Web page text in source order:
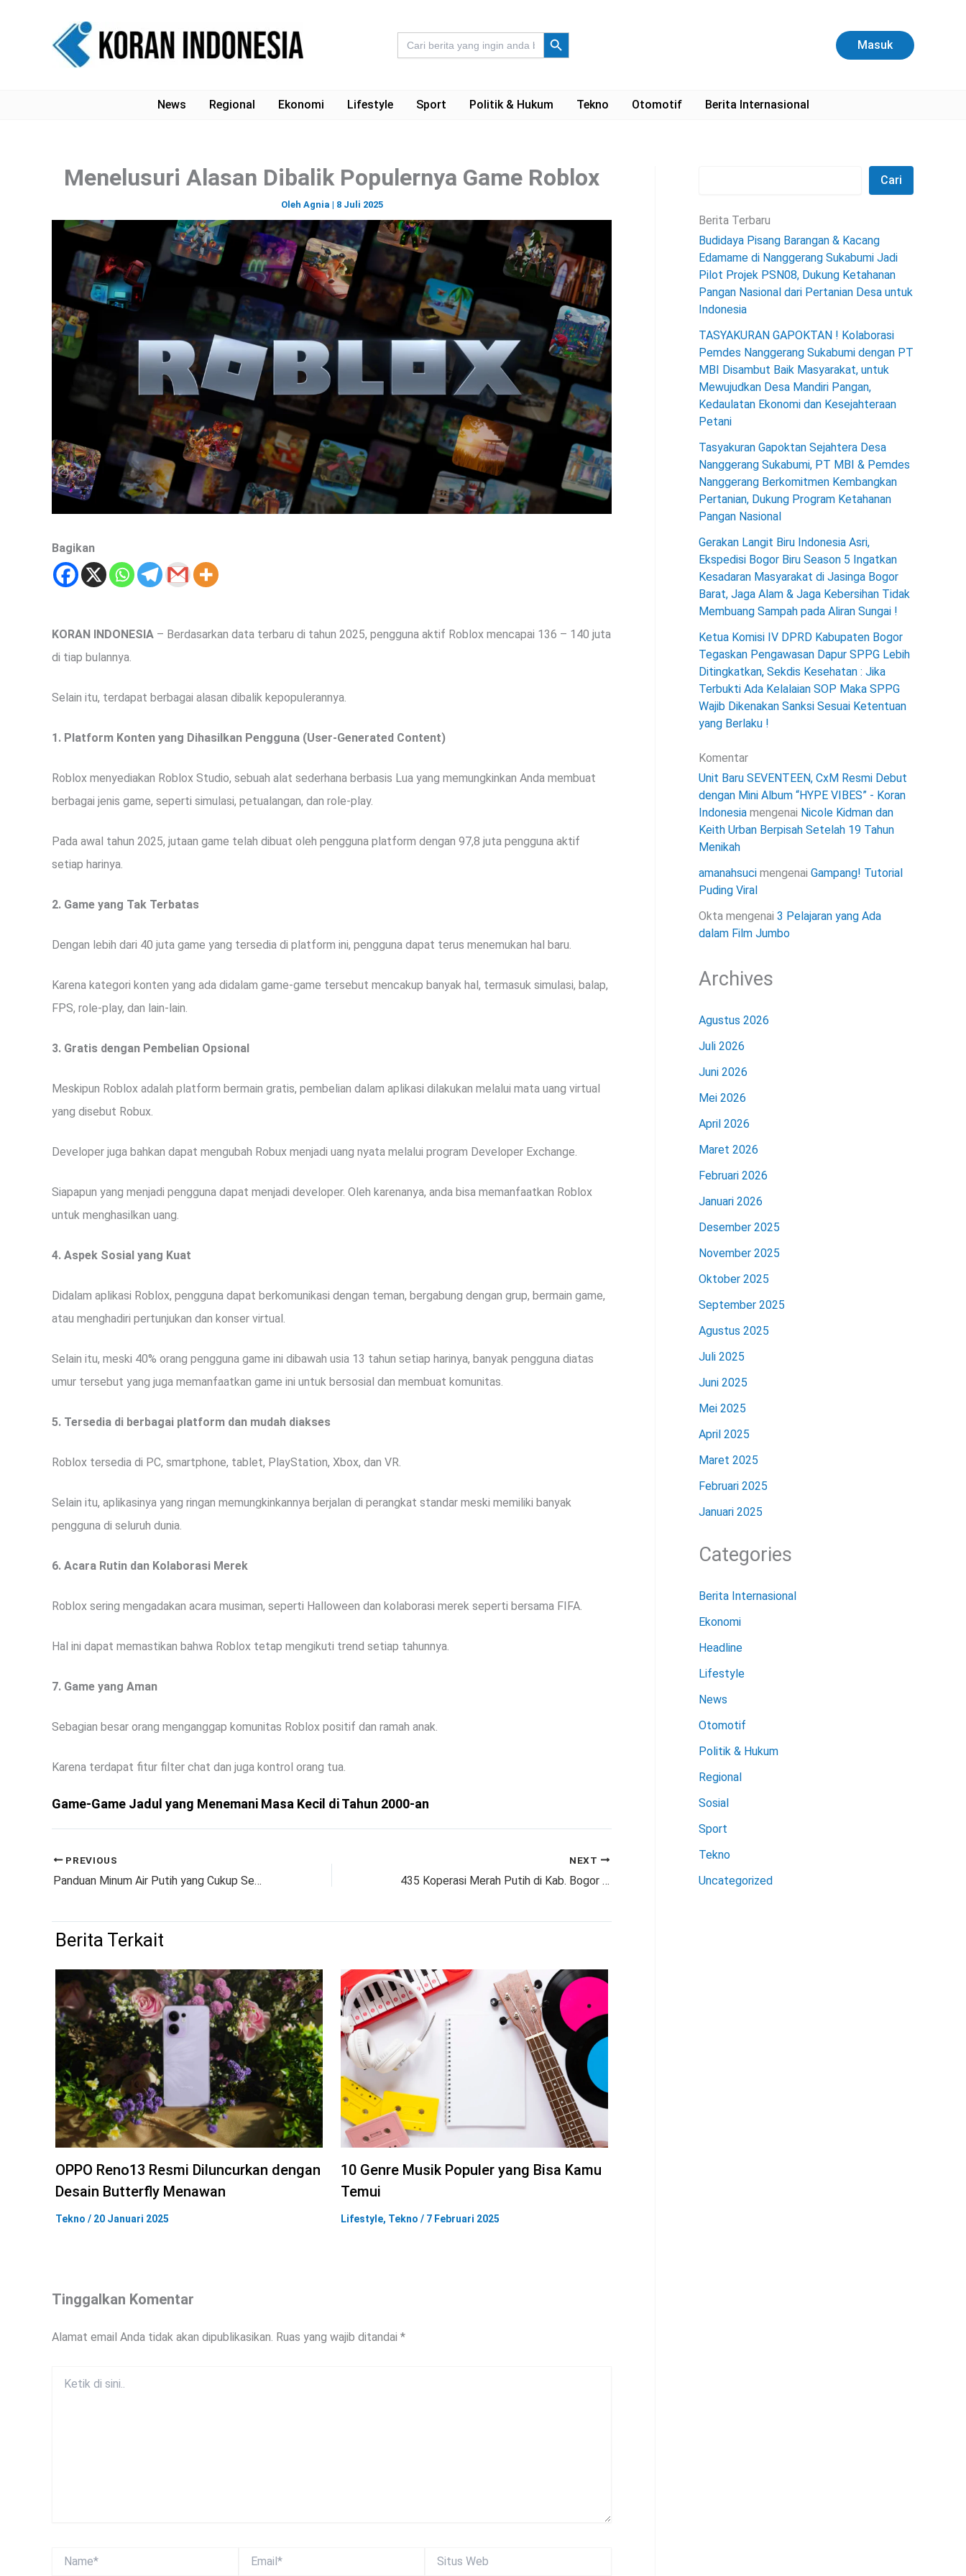
Search
for:
Search Button
Masuk
News Regional Ekonomi Lifestyle Sport Politik & Hukum Tekno Otomotif Berita Internasional
Menelusuri Alasan Dibalik Populernya Game Roblox
Oleh Agnia | 8 Juli 2025
Bagikan
KORAN INDONESIA – Berdasarkan data terbaru di tahun 2025, pengguna aktif Roblox mencapai 136 – 140 juta
di tiap bulannya.
Selain itu, terdapat berbagai alasan dibalik kepopulerannya.
1. Platform Konten yang Dihasilkan Pengguna (User-Generated Content)
Roblox menyediakan Roblox Studio, sebuah alat sederhana berbasis Lua yang memungkinkan Anda membuat
berbagai jenis game, seperti simulasi, petualangan, dan role-play.
Pada awal tahun 2025, jutaan game telah dibuat oleh pengguna platform dengan 97,8 juta pengguna aktif
setiap harinya.
2. Game yang Tak Terbatas
Dengan lebih dari 40 juta game yang tersedia di platform ini, pengguna dapat terus menemukan hal baru.
Karena kategori konten yang ada didalam game-game tersebut mencakup banyak hal, termasuk simulasi, balap,
FPS, role-play, dan lain-lain.
3. Gratis dengan Pembelian Opsional
Meskipun Roblox adalah platform bermain gratis, pembelian dalam aplikasi dilakukan melalui mata uang virtual
yang disebut Robux.
Developer juga bahkan dapat mengubah Robux menjadi uang nyata melalui program Developer Exchange.
Siapapun yang menjadi pengguna dapat menjadi developer. Oleh karenanya, anda bisa memanfaatkan Roblox
untuk menghasilkan uang.
4. Aspek Sosial yang Kuat
Didalam aplikasi Roblox, pengguna dapat berkomunikasi dengan teman, bergabung dengan grup, bermain game,
atau menghadiri pertunjukan dan konser virtual.
Selain itu, meski 40% orang pengguna game ini dibawah usia 13 tahun setiap harinya, banyak pengguna diatas
umur tersebut yang juga memanfaatkan game ini untuk bersosial dan membuat komunitas.
5. Tersedia di berbagai platform dan mudah diakses
Roblox tersedia di PC, smartphone, tablet, PlayStation, Xbox, dan VR.
Selain itu, aplikasinya yang ringan memungkinkannya berjalan di perangkat standar meski memiliki banyak
pengguna di seluruh dunia.
6. Acara Rutin dan Kolaborasi Merek
Roblox sering mengadakan acara musiman, seperti Halloween dan kolaborasi merek seperti bersama FIFA.
Hal ini dapat memastikan bahwa Roblox tetap mengikuti trend setiap tahunnya.
7. Game yang Aman
Sebagian besar orang menganggap komunitas Roblox positif dan ramah anak.
Karena terdapat fitur filter chat dan juga kontrol orang tua.
Game-Game Jadul yang Menemani Masa Kecil di Tahun 2000-an
PREVIOUS
Panduan Minum Air Putih yang Cukup Setiap Hari: Rahasia Tubuh Sehat dan Segar!
NEXT
435 Koperasi Merah Putih di Kab. Bogor Siap Beroperasi, Bupati Bogor : Gunakan Kesempatan Emas Sebaik Baiknya !
Berita Terkait
OPPO Reno13 Resmi Diluncurkan dengan
Desain Butterfly Menawan
Tekno / 20 Januari 2025
10 Genre Musik Populer yang Bisa Kamu
Temui
Lifestyle, Tekno / 7 Februari 2025
Tinggalkan Komentar
Alamat email Anda tidak akan dipublikasikan. Ruas yang wajib ditandai *
Web
Cari
Berita Terbaru
Budidaya Pisang Barangan & Kacang
Edamame di Nanggerang Sukabumi Jadi
Pilot Projek PSN08, Dukung Ketahanan
Pangan Nasional dari Pertanian Desa untuk
Indonesia
TASYAKURAN GAPOKTAN ! Kolaborasi
Pemdes Nanggerang Sukabumi dengan PT
MBI Disambut Baik Masyarakat, untuk
Mewujudkan Desa Mandiri Pangan,
Kedaulatan Ekonomi dan Kesejahteraan
Petani
Tasyakuran Gapoktan Sejahtera Desa
Nanggerang Sukabumi, PT MBI & Pemdes
Nanggerang Berkomitmen Kembangkan
Pertanian, Dukung Program Ketahanan
Pangan Nasional
Gerakan Langit Biru Indonesia Asri,
Ekspedisi Bogor Biru Season 5 Ingatkan
Kesadaran Masyarakat di Jasinga Bogor
Barat, Jaga Alam & Jaga Kebersihan Tidak
Membuang Sampah pada Aliran Sungai !
Ketua Komisi IV DPRD Kabupaten Bogor
Tegaskan Pengawasan Dapur SPPG Lebih
Ditingkatkan, Sekdis Kesehatan : Jika
Terbukti Ada Kelalaian SOP Maka SPPG
Wajib Dikenakan Sanksi Sesuai Ketentuan
yang Berlaku !
Komentar
Unit Baru SEVENTEEN, CxM Resmi Debut
dengan Mini Album “HYPE VIBES” - Koran
Indonesia mengenai Nicole Kidman dan
Keith Urban Berpisah Setelah 19 Tahun
Menikah
amanahsuci mengenai Gampang! Tutorial
Puding Viral
Okta mengenai 3 Pelajaran yang Ada
dalam Film Jumbo
Archives
Agustus 2026
Juli 2026
Juni 2026
Mei 2026
April 2026
Maret 2026
Februari 2026
Januari 2026
Desember 2025
November 2025
Oktober 2025
September 2025
Agustus 2025
Juli 2025
Juni 2025
Mei 2025
April 2025
Maret 2025
Februari 2025
Januari 2025
Categories
Berita Internasional
Ekonomi
Headline
Lifestyle
News
Otomotif
Politik & Hukum
Regional
Sosial
Sport
Tekno
Uncategorized